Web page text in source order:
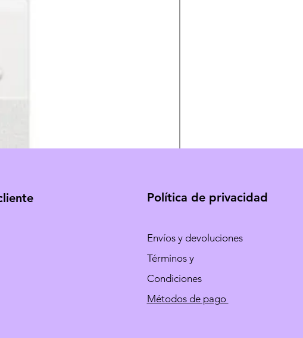
Política de privacidad
Envíos y devoluciones
Términos y
Condiciones
Métodos de pago